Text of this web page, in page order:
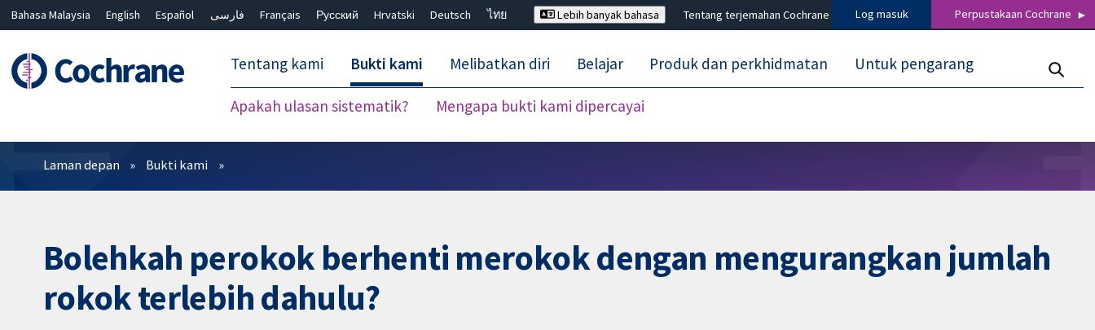
Bahasa Malaysia English Español فارسی Français Русский Hrvatski Deutsch
ไทย
Lebih banyak bahasa Tentang terjemahan Cochrane Log masuk Perpustakaan Cochrane
Tentang kami Bukti kami
Apakah ulasan sistematik? Mengapa bukti kami dipercayai
Melibatkan diri Belajar Produk dan perkhidmatan Untuk pengarang
Penapis
Laman depan Bukti kami
Bolehkah perokok berhenti merokok dengan mengurangkan jumlah
rokok terlebih dahulu?